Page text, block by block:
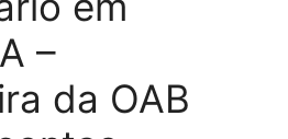
–
da OAB